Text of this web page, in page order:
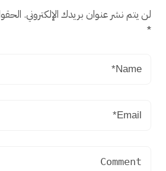
لن يتم نشر عنوان بريدك الإلكتروني.
*